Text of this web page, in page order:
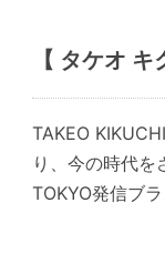
【 タケオ キ
TAKEO
り、今の時代を
TOKYO発信ブラ